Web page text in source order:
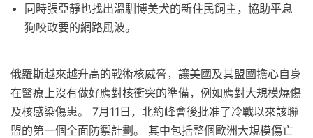
同時張亞靜也找出溫馴博美犬的新住民飼主，協助平息
狗咬政要的網路風波。
俄羅斯越來越升高的戰術核威脅，讓美國及其盟國擔心自身
在醫療上沒有做好應對核衝突的準備，例如應對大規模燒傷
及核感染傷患。 7月11日，北約峰會後批准了冷戰以來該聯
盟的第一個全面防禦計劃。 其中包括整個歐洲大規模傷亡